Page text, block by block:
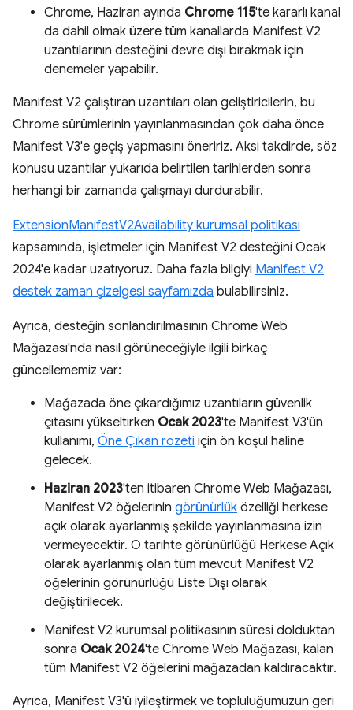
Chrome, Haziran ayında Chrome 115'te kararlı kanal
da dahil olmak üzere tüm kanallarda Manifest V2
uzantılarının desteğini devre dışı bırakmak için
denemeler yapabilir.
Manifest V2 çalıştıran uzantıları olan geliştiricilerin, bu
Chrome sürümlerinin yayınlanmasından çok daha önce
Manifest V3'e geçiş yapmasını öneririz. Aksi takdirde, söz
konusu uzantılar yukarıda belirtilen tarihlerden sonra
herhangi bir zamanda çalışmayı durdurabilir.
ExtensionManifestV2Availability kurumsal politikası
kapsamında, işletmeler için Manifest V2 desteğini Ocak
2024'e kadar uzatıyoruz. Daha fazla bilgiyi Manifest V2
destek zaman çizelgesi sayfamızda bulabilirsiniz.
Ayrıca, desteğin sonlandırılmasının Chrome Web
Mağazası'nda nasıl görüneceğiyle ilgili birkaç
güncellememiz var:
Mağazada öne çıkardığımız uzantıların güvenlik
çıtasını yükseltirken Ocak 2023'te Manifest V3'ün
kullanımı, Öne Çıkan rozeti için ön koşul haline
gelecek.
Haziran 2023'ten itibaren Chrome Web Mağazası,
Manifest V2 öğelerinin görünürlük özelliği herkese
açık olarak ayarlanmış şekilde yayınlanmasına izin
vermeyecektir. O tarihte görünürlüğü Herkese Açık
olarak ayarlanmış olan tüm mevcut Manifest V2
öğelerinin görünürlüğü Liste Dışı olarak
değiştirilecek.
Manifest V2 kurumsal politikasının süresi dolduktan
sonra Ocak 2024'te Chrome Web Mağazası, kalan
tüm Manifest V2 öğelerini mağazadan kaldıracaktır.
Ayrıca, Manifest V3'ü iyileştirmek ve topluluğumuzun geri